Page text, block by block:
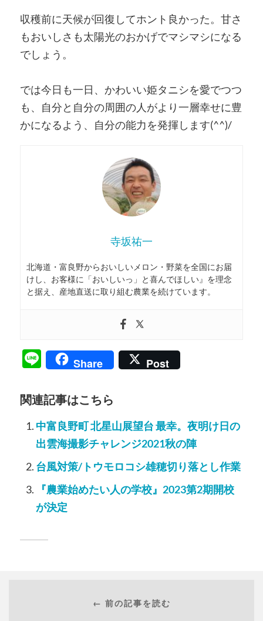
収穫前に天候が回復してホント良かった。甘さ
もおいしさも太陽光のおかげでマシマシになる
でしょう。
では今日も一日、かわいい姫タニシを愛でつつ
も、自分と自分の周囲の人がより一層幸せに豊
かになるよう、自分の能力を発揮します(^^)/
寺坂祐一
北海道・富良野からおいしいメロン・野菜を全国にお届
けし、お客様に「おいしいっ」と喜んでほしい』を理念
と据え、産地直送に取り組む農業を続けています。
LineShare Post
関連記事はこちら
中富良野町 北星山展望台 最幸。夜明け日の
出雲海撮影チャレンジ2021秋の陣
台風対策/トウモロコシ雄穂切り落とし作業
『農業始めたい人の学校』2023第2期開校
が決定
← 前の記事を読む